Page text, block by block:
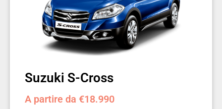
Suzuki S-Cross
A partire da €18.990